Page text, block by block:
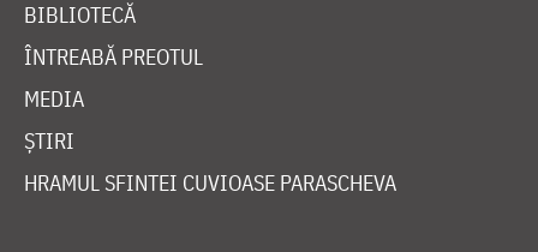
BIBLIOTECĂ
ÎNTREABĂ PREOTUL
MEDIA
ȘTIRI
HRAMUL SFINTEI CUVIOASE PARASCHEVA